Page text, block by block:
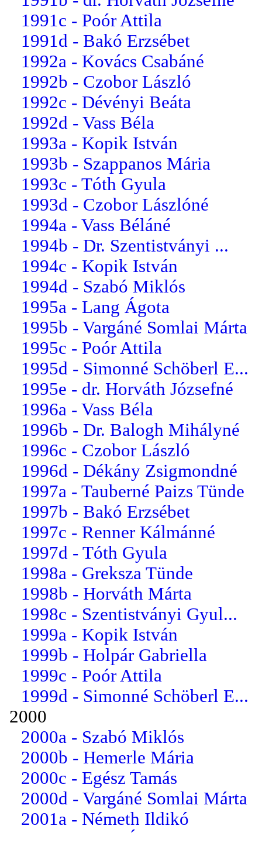
1991c - Poór Attila
1991d - Bakó Erzsébet
1992a - Kovács Csabáné
1992b - Czobor László
1992c - Dévényi Beáta
1992d - Vass Béla
1993a - Kopik István
1993b - Szappanos Mária
1993c - Tóth Gyula
1993d - Czobor Lászlóné
1994a - Vass Béláné
1994b - Dr. Szentistványi ...
1994c - Kopik István
1994d - Szabó Miklós
1995a - Lang Ágota
1995b - Vargáné Somlai Márta
1995c - Poór Attila
1995d - Simonné Schöberl E...
1995e - dr. Horváth Józsefné
1996a - Vass Béla
1996b - Dr. Balogh Mihályné
1996c - Czobor László
1996d - Dékány Zsigmondné
1997a - Tauberné Paizs Tünde
1997b - Bakó Erzsébet
1997c - Renner Kálmánné
1997d - Tóth Gyula
1998a - Greksza Tünde
1998b - Horváth Márta
1998c - Szentistványi Gyul...
1999a - Kopik István
1999b - Holpár Gabriella
1999c - Poór Attila
1999d - Simonné Schöberl E...
2000
2000a - Szabó Miklós
2000b - Hemerle Mária
2000c - Egész Tamás
2000d - Vargáné Somlai Márta
2001a - Németh Ildikó
2001b - Lang Ágota